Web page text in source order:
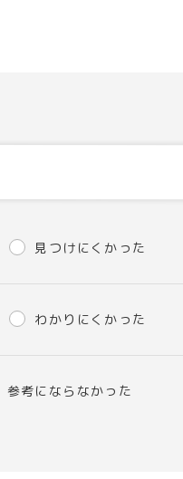
見つけにくかった
わかりにくかった
参考にならなかった